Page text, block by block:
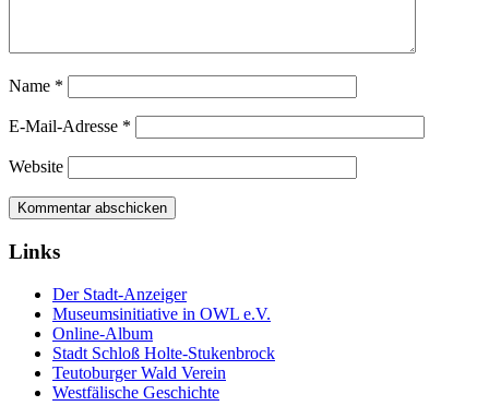
Name *
E-Mail-Adresse *
Website
Links
Der Stadt-Anzeiger
Museumsinitiative in OWL e.V.
Online-Album
Stadt Schloß Holte-Stukenbrock
Teutoburger Wald Verein
Westfälische Geschichte